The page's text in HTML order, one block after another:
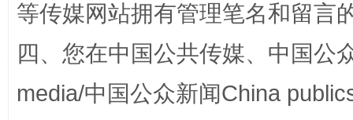
国家大学科技园优化重塑工作
等传媒网站拥有管理笔名和留言
四、您在中国公共传媒、中国公
media/中国公众新闻China